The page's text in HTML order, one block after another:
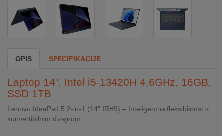
SECURITY
PC
GAME
INTERNO
OPIS SPECIFIKACIJE
Laptop 14", Intel i5-13420H 4.6GHz, 16GB,
SSD 1TB
Lenovo IdeaPad 5 2-in-1 (14" IRH9) – Inteligentna fleksibilnost s
konvertibilnim dizajnom